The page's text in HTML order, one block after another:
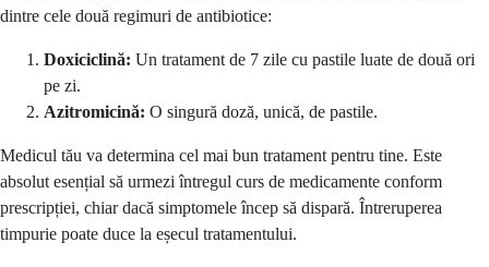
dintre cele două regimuri de antibiotice:
Doxiciclină: Un tratament de 7 zile cu pastile luate de două ori
pe zi.
Azitromicină: O singură doză, unică, de pastile.
Medicul tău va determina cel mai bun tratament pentru tine. Este
absolut esențial să urmezi întregul curs de medicamente conform
prescripției, chiar dacă simptomele încep să dispară. Întreruperea
timpurie poate duce la eșecul tratamentului.